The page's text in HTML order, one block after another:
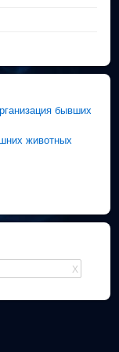
бывших
животных
X